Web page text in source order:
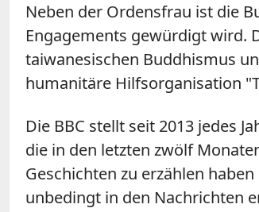
Neben der Ordensfrau ist die
Engagements gewürdigt wird.
taiwanesischen Buddhismus
humanitäre Hilfsorganisation
Die BBC stellt seit 2013 jedes
die in den letzten zwölf
Geschichten zu erzählen
unbedingt in den Nachrichten